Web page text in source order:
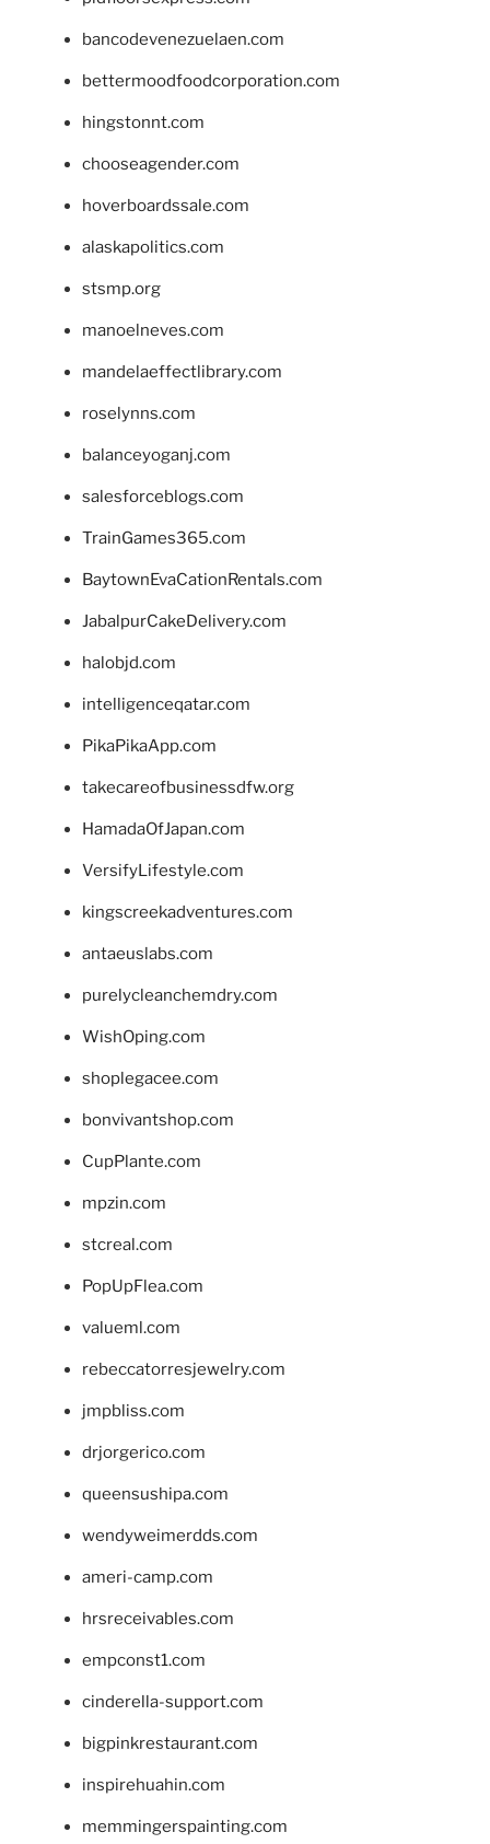
bancodevenezuelaen.com
bettermoodfoodcorporation.com
hingstonnt.com
chooseagender.com
hoverboardssale.com
alaskapolitics.com
stsmp.org
manoelneves.com
mandelaeffectlibrary.com
roselynns.com
balanceyoganj.com
salesforceblogs.com
TrainGames365.com
BaytownEvaCationRentals.com
JabalpurCakeDelivery.com
halobjd.com
intelligenceqatar.com
PikaPikaApp.com
takecareofbusinessdfw.org
HamadaOfJapan.com
VersifyLifestyle.com
kingscreekadventures.com
antaeuslabs.com
purelycleanchemdry.com
WishOping.com
shoplegacee.com
bonvivantshop.com
CupPlante.com
mpzin.com
stcreal.com
PopUpFlea.com
valueml.com
rebeccatorresjewelry.com
jmpbliss.com
drjorgerico.com
queensushipa.com
wendyweimerdds.com
ameri-camp.com
hrsreceivables.com
empconst1.com
cinderella-support.com
bigpinkrestaurant.com
inspirehuahin.com
memmingerspainting.com